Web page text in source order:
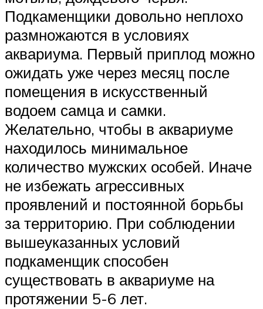
Подкаменщики довольно неплохо
размножаются в условиях
аквариума. Первый приплод можно
ожидать уже через месяц после
помещения в искусственный
водоем самца и самки.
Желательно, чтобы в аквариуме
находилось минимальное
количество мужских особей. Иначе
не избежать агрессивных
проявлений и постоянной борьбы
за территорию. При соблюдении
вышеуказанных условий
подкаменщик способен
существовать в аквариуме на
протяжении 5-6 лет.